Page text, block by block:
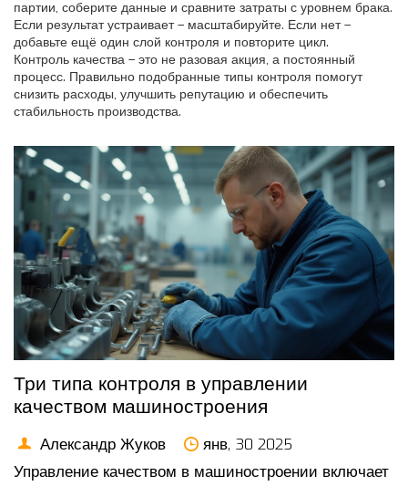
партии, соберите данные и сравните затраты с уровнем брака.
Если результат устраивает – масштабируйте. Если нет –
добавьте ещё один слой контроля и повторите цикл.
Контроль качества – это не разовая акция, а постоянный
процесс. Правильно подобранные типы контроля помогут
снизить расходы, улучшить репутацию и обеспечить
стабильность производства.
Три типа контроля в управлении
качеством машиностроения
Александр Жуков
янв, 30 2025
Управление качеством в машиностроении включает